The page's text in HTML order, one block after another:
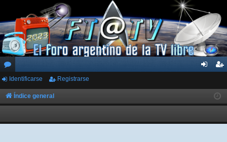
or
os
ar
ist
rs
Identificarse Registrarse
Índice general